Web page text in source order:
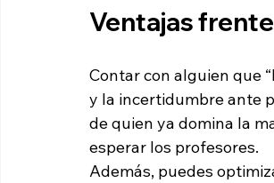
Ventajas
Contar con alguien que
y la incertidumbre ante
de quien ya domina la
esperar los profesores.
Además, puedes